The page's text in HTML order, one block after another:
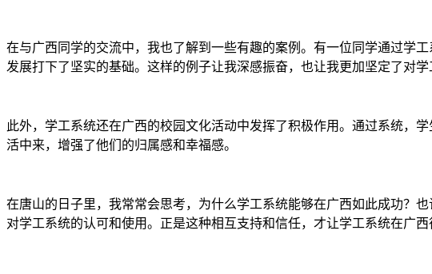
在与广西同学的交流中，我也了解到一些有趣的案例。有一位同学通过学
发展打下了坚实的基础。这样的例子让我深感振奋，也让我更加坚定了对学
此外，学工系统还在广西的校园文化活动中发挥了积极作用。通过系统，
活中来，增强了他们的归属感和幸福感。
在唐山的日子里，我常常会思考，为什么学工系统能够在广西如此成功？
对学工系统的认可和使用。正是这种相互支持和信任，才让学工系统在广西